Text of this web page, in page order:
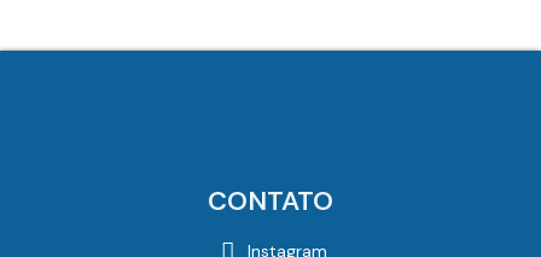
CONTATO
Instagram